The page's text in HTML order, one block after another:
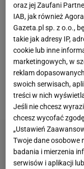
których zależało
grał, miał
skuteczny,
fizycznymi. Z
również jako
transfer-
członek zarządu
oraz jej Zaufani
IAB, jak również
Gazeta.pl sp. z o.o.,
takie jak adresy IP,
cookie lub inne
marketingowych, w
reklam
swoich serwisach,
treści w nich
Jeśli nie chcesz
chcesz wycofać
„Ustawień
Twoje dane osobowe
badania i mierzenia
serwisów i aplikacji